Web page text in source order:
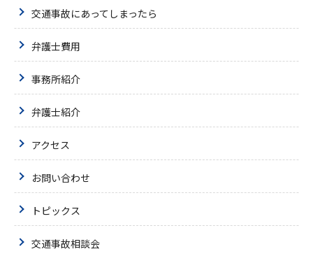
交通事故にあってしまったら
弁護士費用
事務所紹介
弁護士紹介
アクセス
お問い合わせ
トピックス
交通事故相談会